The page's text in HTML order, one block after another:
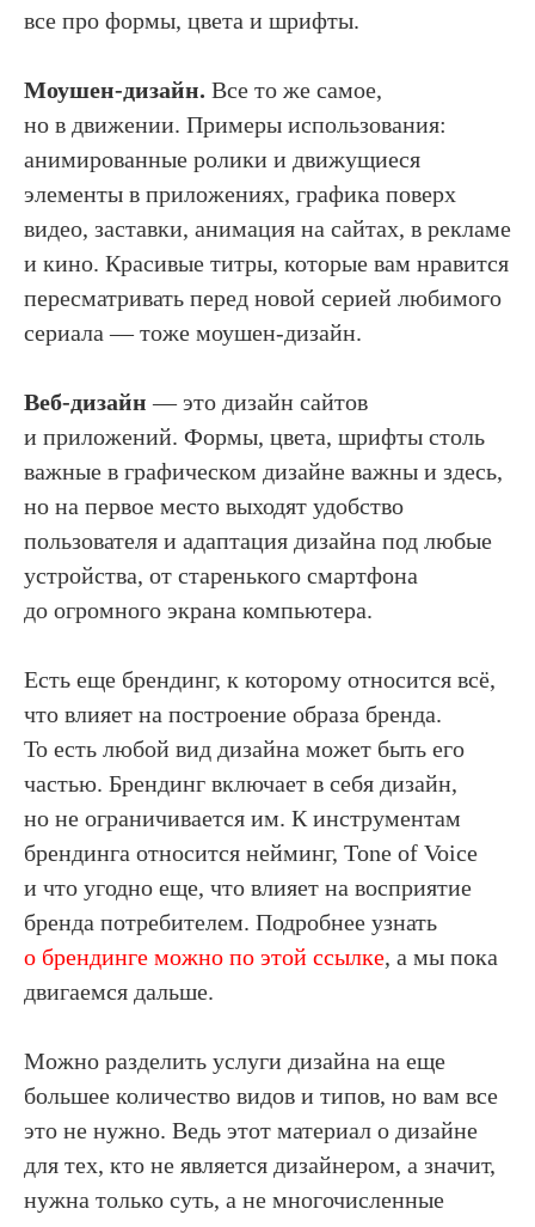
все про формы, цвета и шрифты.
Моушен-дизайн. Все то же самое,
но в движении. Примеры использования:
анимированные ролики и движущиеся
элементы в приложениях, графика поверх
видео, заставки, анимация на сайтах, в рекламе
и кино. Красивые титры, которые вам нравится
пересматривать перед новой серией любимого
сериала — тоже моушен-дизайн.
Веб-дизайн— это дизайн сайтов
и приложений. Формы, цвета, шрифты столь
важные в графическом дизайне важны и здесь,
но на первое место выходят удобство
пользователя и адаптация дизайна под любые
устройства, от старенького смартфона
до огромного экрана компьютера.
Есть еще брендинг, к которому относится всё,
что влияет на построение образа бренда.
То есть любой вид дизайна может быть его
частью. Брендинг включает в себя дизайн,
но не ограничивается им. К инструментам
брендинга относится нейминг, Tone of Voice
и что угодно еще, что влияет на восприятие
бренда потребителем. Подробнее узнать
о брендинге можно по этой ссылке, а мы пока
двигаемся дальше.
Можно разделить услуги дизайна на еще
большее количество видов и типов, но вам все
это не нужно. Ведь этот материал о дизайне
для тех, кто не является дизайнером, а значит,
нужна только суть, а не многочисленные
TELEGRAM DZEN